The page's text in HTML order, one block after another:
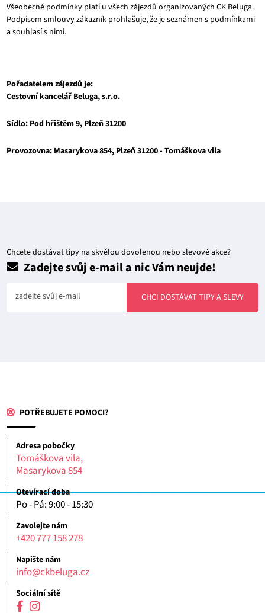
Všeobecné podmínky platí u všech zájezdů organizovaných CK Beluga.
Podpisem smlouvy zákazník prohlašuje, že je seznámen s podmínkami
a souhlasí s nimi.
Pořadatelem zájezdů je:
Cestovní kancelář Beluga, s.r.o.
Sídlo: Pod hřištěm 9, Plzeň 31200
Provozovna: Masarykova 854, Plzeň 31200 - Tomáškova vila
Chcete dostávat tipy na skvělou dovolenou nebo slevové akce?
Zadejte svůj e-mail a nic Vám neujde!
zadejte svůj e-mail CHCI DOSTÁVAT TIPY A SLEVY
POTŘEBUJETE POMOCI?
Adresa pobočky
Tomáškova vila,
Masarykova 854
Otevírací doba
Po - Pá: 9:00 - 15:30
Zavolejte nám
+420 777 158 278
Napište nám
info@ckbeluga.cz
Sociální sítě